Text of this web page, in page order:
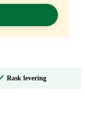
Rask levering